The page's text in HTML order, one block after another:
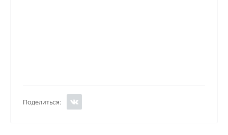
Поделиться: